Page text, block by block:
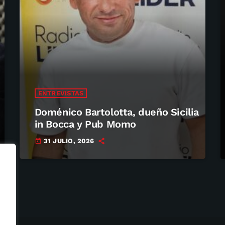
ENTREVISTAS
Doménico Bartolotta, dueño Sicilia
in Bocca y Pub Momo
today 31 JULIO, 2026